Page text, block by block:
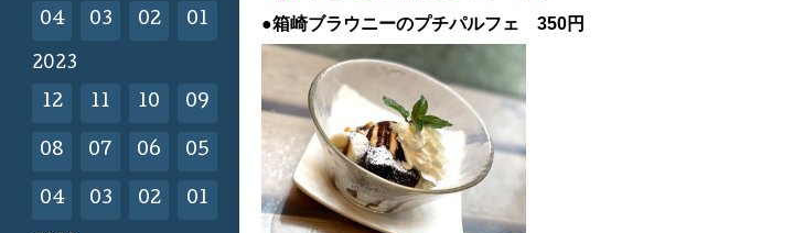
●箱崎ブラウニーのプチパルフェ 350円
04 03 02 01
2023
12 11 10 09
08 07 06 05
04 03 02 01